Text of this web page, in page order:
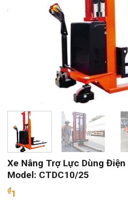
Xe Nâng Trợ Lực Dùng
Model: CTDC10/25
₫1